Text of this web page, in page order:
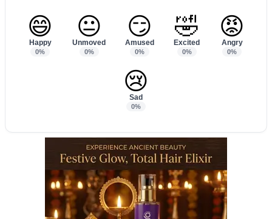
😄
Happy
0%
😐
Unmoved
0%
😏
Amused
0%
🤣
Excited
0%
😡
Angry
0%
😢
Sad
0%